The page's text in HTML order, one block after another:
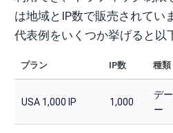
は地域とIP数で販売されてい
代表例をいくつか挙げると以
プラン IP数 種類
USA 1,000 IP 1,000
デ
ー